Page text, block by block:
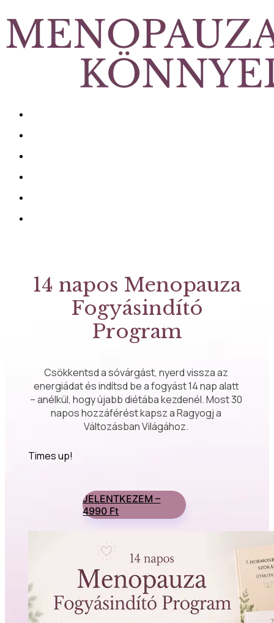
14 napos Menopauza
Fogyásindító
Program
Csökkentsd a sóvárgást, nyerd vissza az
energiádat és indítsd be a fogyást 14 nap alatt
– anélkül, hogy újabb diétába kezdenél. Most 30
napos hozzáférést kapsz a Ragyogj a
Változásban Világához.
JELENTKEZEM –
4990 Ft
Times up!